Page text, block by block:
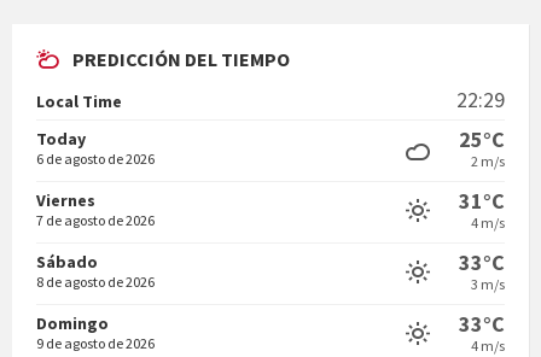
En Bum
Vermuts a la Font. Hit parit
PREDICCIÓN DEL TIEMPO
Local Time 22:29
Today
6 de agosto de 2026
25°C
2 m/s
Viernes
7 de agosto de 2026
31°C
4 m/s
Sábado
8 de agosto de 2026
33°C
3 m/s
Domingo
9 de agosto de 2026
33°C
4 m/s